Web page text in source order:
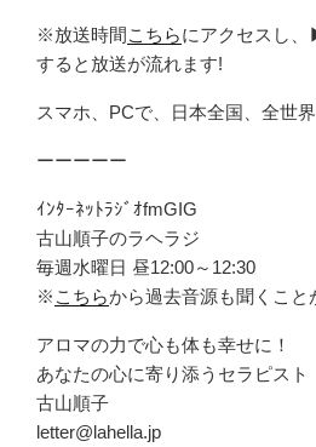
※放送時間こちらにアクセスし
すると放送が流れます!
スマホ、PCで、日本全国、全世
ーーーーー
ｲﾝﾀｰﾈｯﾄﾗｼﾞｵfmGIG
古山順子のラヘラジ
毎週水曜日 昼12:00～12:30
※ こちらから過去音源も聞くこと
アロマの力で心も体も幸せに！
あなたの心に寄り添うセラピスト
古山順子
letter@lahella.jp